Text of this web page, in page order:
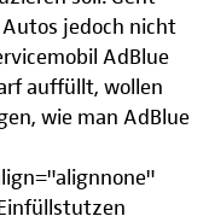
Autos jedoch nicht
AdBlue
auffüllt, wollen
wie man AdBlue